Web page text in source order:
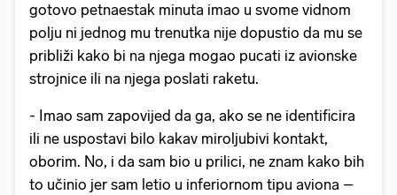
gotovo petnaestak minuta imao u svome vidnom
polju ni jednog mu trenutka nije dopustio da mu se
približi kako bi na njega mogao pucati iz avionske
strojnice ili na njega poslati raketu.
- Imao sam zapovijed da ga, ako se ne identificira
ili ne uspostavi bilo kakav miroljubivi kontakt,
oborim. No, i da sam bio u prilici, ne znam kako bih
to učinio jer sam letio u inferiornom tipu aviona –